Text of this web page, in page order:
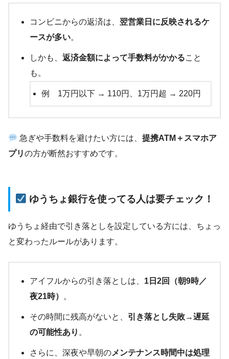
コンビニからの返済は、 翌営業日に反映されるケ
ースが多い。
しかも、 返済金額によって手数料がかかること
も。
例 1万円以下 → 110円、1万円超 → 220円
急ぎや手数料を避けたい方には、提携ATM＋スマホア
プリの方が断然おすすめです。
ゆうちょ銀行を使ってる人は要チェック！
ゆうちょ経由で引き落としを設定している方には、ちょっ
と変わったルールがあります。
アイフルからの引き落としは、 1日2回（朝9時／
夜21時）
。
その時間に残高がないと、 引き落とし失敗→遅延
の可能性あり 。
さらに、深夜や早朝のメンテナンス時間中は処理